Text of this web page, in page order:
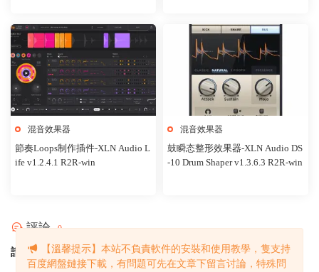
混音效果器
節奏Loops制作插件-XLN Audio L
ife v1.2.4.1 R2R-win
混音效果器
鼓瞬态整形效果器-XLN Audio DS
-10 Drum Shaper v1.3.6.3 R2R-win
評論 0
請先登錄！
【溫馨提示】本站不負責軟件的安裝和使用教學，隻支持
百度網盤鏈接下載，有問題可先在文章下留言讨論，特殊問